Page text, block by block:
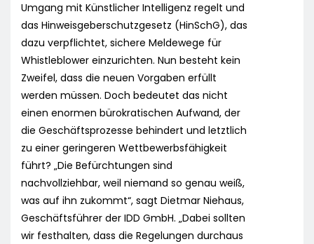
Umgang mit Künstlicher Intelligenz regelt und
das Hinweisgeberschutzgesetz (HinSchG), das
dazu verpflichtet, sichere Meldewege für
Whistleblower einzurichten. Nun besteht kein
Zweifel, dass die neuen Vorgaben erfüllt
werden müssen. Doch bedeutet das nicht
einen enormen bürokratischen Aufwand, der
die Geschäftsprozesse behindert und letztlich
zu einer geringeren Wettbewerbsfähigkeit
führt? „Die Befürchtungen sind
nachvollziehbar, weil niemand so genau weiß,
was auf ihn zukommt“, sagt Dietmar Niehaus,
Geschäftsführer der IDD GmbH. „Dabei sollten
wir festhalten, dass die Regelungen durchaus